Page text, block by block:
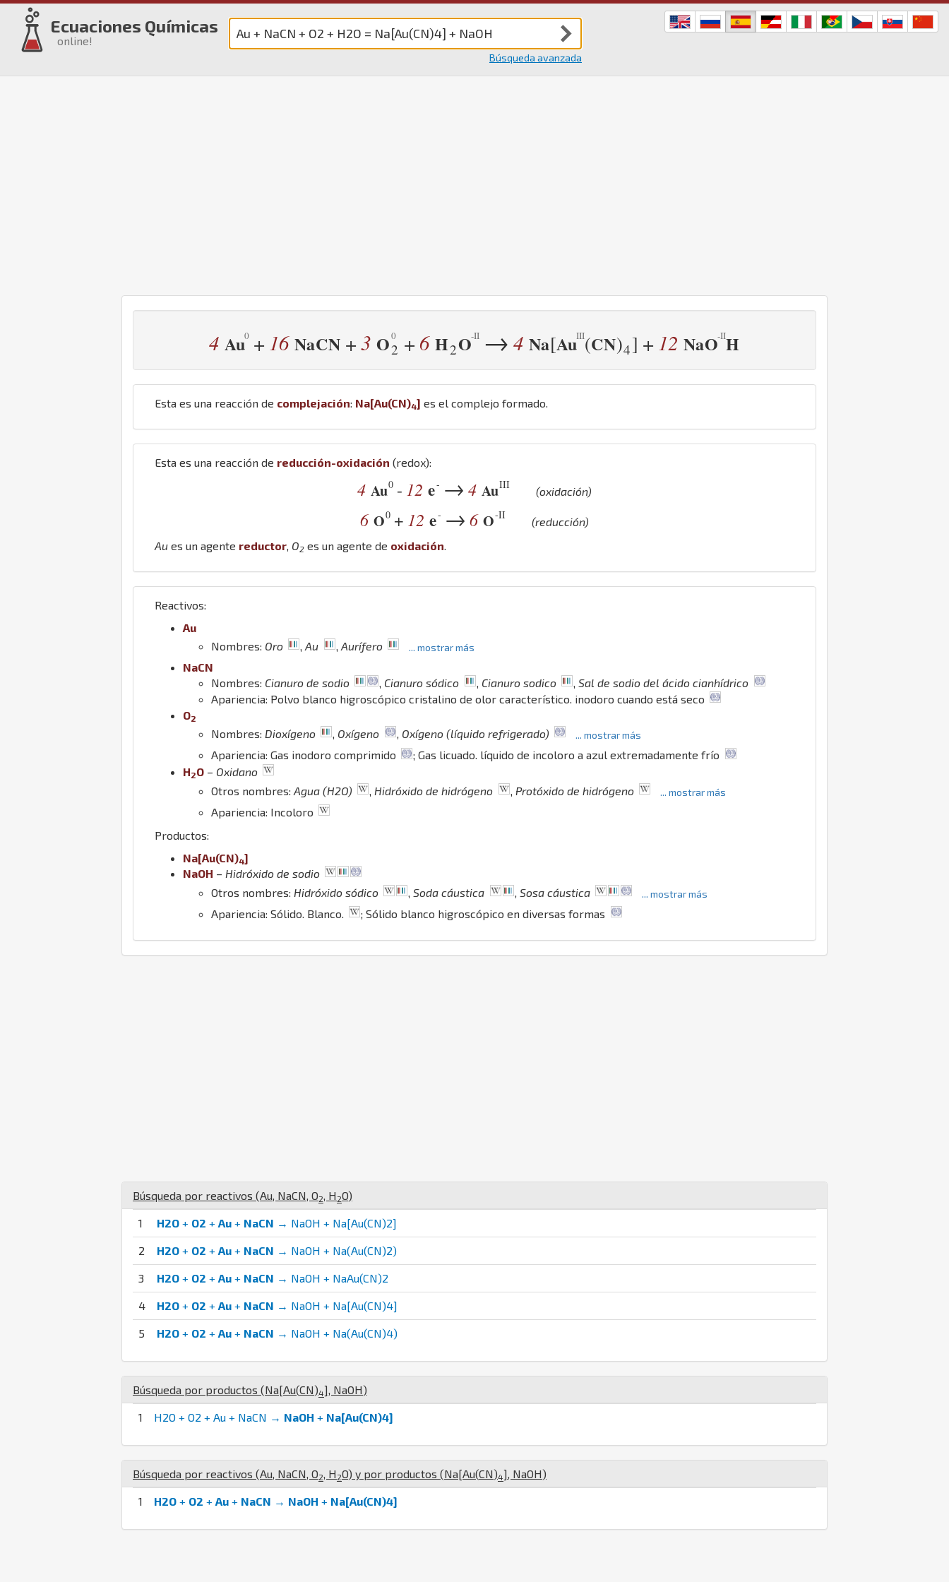
Ecuaciones Químicas
online!
Búsqueda avanzada
4 Au + 16 NaCN +3 O2 + 6 H2O → 4 Na[Au (CN)4] + 12 NaO H
Esta es una reacción de complejación: Na[Au(CN)4] es el complejo formado.
Esta es una reacción de reducción-oxidación (redox):
4 Au0 - 12 e- → 4 AuIII
(oxidación)
6 O0 + 12 e- → 6 O-II
(reducción)
Au es un agente reductor, O2 es un agente de oxidación.
Reactivos:
Au
Nombres: Oro ,Au , Aurífero ... mostrar más
NaCN
Nombres: Cianuro de sodio , Cianuro sódico , Cianuro sodico , Sal de sodio del ácido cianhídrico
Apariencia: Polvo blanco higroscópico cristalino de olor característico. inodoro cuando está seco
O2
Nombres: Dioxígeno , Oxígeno , Oxígeno (líquido refrigerado) ... mostrar más
Apariencia: Gas inodoro comprimido
; Gas licuado. líquido de incoloro a azul extremadamente frío
H2O – Oxidano
Otros nombres: Agua (H2O) Hidróxido de hidrógeno Protóxido de hidrógeno ... mostrar más
Apariencia: Incoloro
Productos:
Na[Au(CN)4]
NaOH – Hidróxido de sodio
Otros nombres: Hidróxido sódico Soda cáustica Sosa cáustica ... mostrar más
Apariencia: Sólido. Blanco. ; Sólido blanco higroscópico en diversas formas
Búsqueda por reactivos (Au, NaCN, O2, H 2O)
1 H2O + O2 + Au + NaCN → NaOH + Na[Au(CN)2]
2 H2O + O2 + Au + NaCN → NaOH + Na(Au(CN)2)
3 H2O + O2 + Au + NaCN → NaOH + NaAu(CN)2
4 H2O + O2 + Au + NaCN → NaOH + Na[Au(CN)4]
5 H2O + O2 + Au + NaCN → NaOH + Na(Au(CN)4)
Búsqueda por productos (Na[Au(CN)4], NaOH)
1 H2O + O2 + Au + NaCN → NaOH + Na[Au(CN)4]
Búsqueda por reactivos (Au, NaCN, O2, H 2O) y por productos (Na[Au(CN)4], NaOH)
1 H2O + O2 + Au + NaCN → NaOH + Na[Au(CN)4]